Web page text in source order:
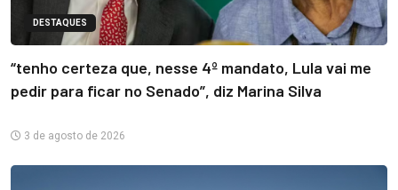
DESTAQUES
“tenho certeza que, nesse 4º mandato, Lula vai me
pedir para ficar no Senado”, diz Marina Silva
3 de agosto de 2026